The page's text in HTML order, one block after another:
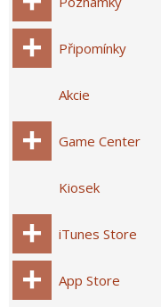
Připomínky
Akcie
Game Center
Kiosek
iTunes Store
App Store